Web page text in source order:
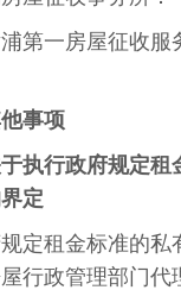
第一房屋征收服
事项
于执行政府规定
定
定租金标准的私
行政管理部门代